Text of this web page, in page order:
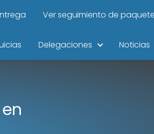
Ver seguimiento de
Delegaciones Noticias